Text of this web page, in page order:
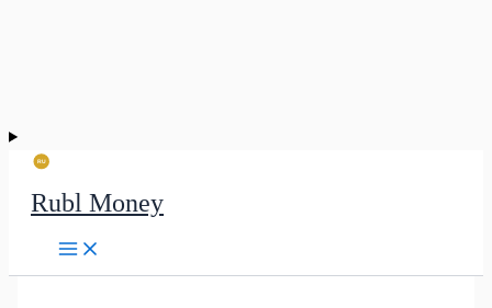
Rubl Money